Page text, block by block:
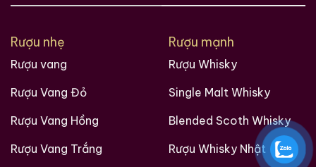
Rượu nhẹ
Rượu vang
Rượu Vang Đỏ
Rượu Vang Hồng
Rượu Vang Trắng
Rượu mạnh
Rượu Whisky
Single Malt Whisky
Blended Scoth Whisky
Rượu Whisky Nhật